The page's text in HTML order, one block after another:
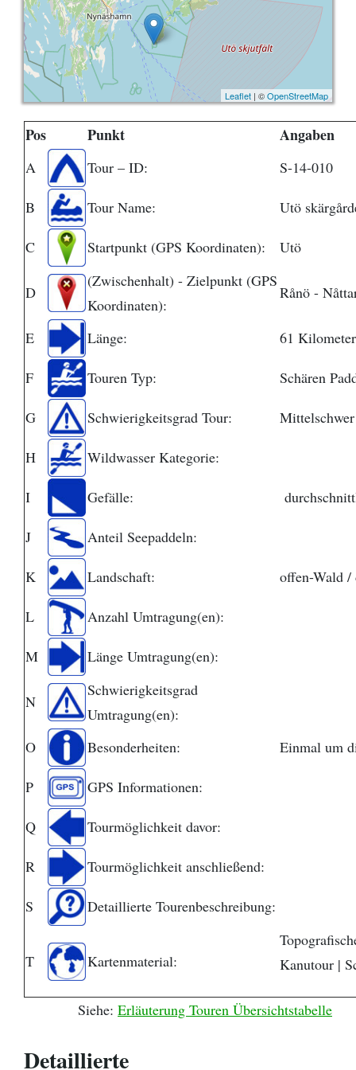
Leaflet | ©OpenStreetMap
Pos Punkt Angaben
A Tour – ID: S-14-010
B Tour Name: Utö
C Startpunkt (GPS Koordinaten): Utö
D
(Zwischenhalt) - Zielpunkt (GPS
Koordinaten):
Rånö -
E Länge: 61 Kilometer
F Touren Typ: Schären
G Schwierigkeitsgrad Tour: Mittelschwer
H Wildwasser Kategorie:
I Gefälle:
J Anteil Seepaddeln:
K Landschaft: offen-Wald /
L Anzahl Umtragung(en):
M Länge Umtragung(en):
N
Schwierigkeitsgrad
Umtragung(en):
O
Besonderheiten: Einmal um
P GPS Informationen:
Q Tourmöglichkeit davor:
R Tourmöglichkeit anschließend:
S Detaillierte Tourenbeschreibung:
T Kartenmaterial:
Kanutour |
Siehe: Erläuterung Touren Übersichtstabelle
Detaillierte